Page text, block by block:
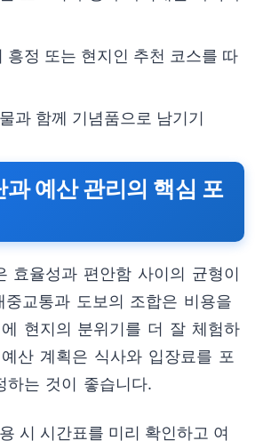
흥정 또는 현지인 추천 코스를 따
과 함께 기념품으로 남기기
과 예산 관리의 핵심 포
효율성과 편안함 사이의 균형이
중교통과 도보의 조합은 비용을
현지의 분위기를 더 잘 체험하
산 계획은 식사와 입장료를 포
하는 것이 좋습니다.
시 시간표를 미리 확인하고 여